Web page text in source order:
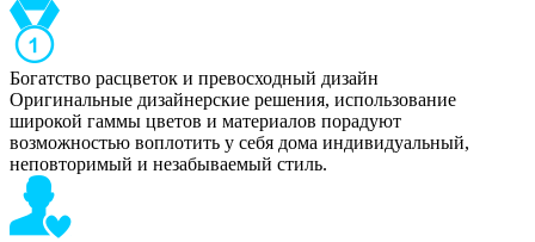
Богатство расцветок и превосходный дизайн
Оригинальные дизайнерские решения, использование
широкой гаммы цветов и материалов порадуют
возможностью воплотить у себя дома индивидуальный,
неповторимый и незабываемый стиль.